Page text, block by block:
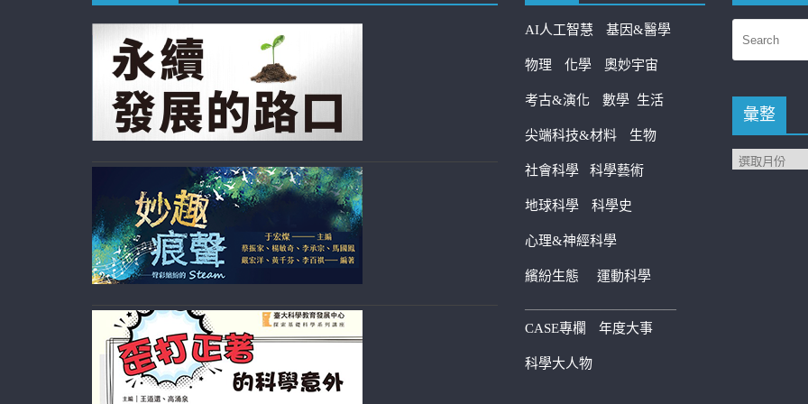
AI人工智慧 基因&醫學
物理 化學 奧妙宇宙
考古&演化 數學 生活
尖端科技&材料 生物
社會科學 科學藝術
地球科學 科學史
心理&神經科學
繽紛生態 運動科學
————————————
CASE專欄 年度大事
科學大人物
彙整